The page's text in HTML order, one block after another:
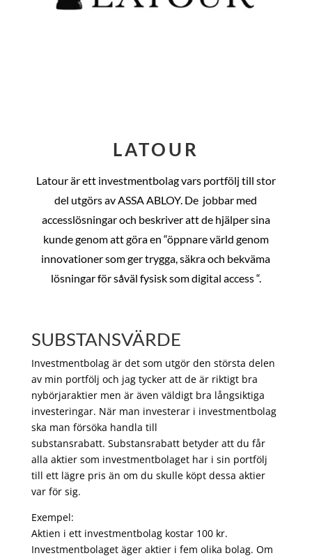
LATOUR
Latour är ett investmentbolag vars portfölj till stor
del utgörs av ASSA ABLOY. De jobbar med
accesslösningar och beskriver att de hjälper sina
kunde genom att göra en “öppnare värld genom
innovationer som ger trygga, säkra och bekväma
lösningar för såväl fysisk som digital access “.
SUBSTANSVÄRDE
Investmentbolag är det som utgör den största delen
av min portfölj och jag tycker att de är riktigt bra
nybörjaraktier men är även väldigt bra långsiktiga
investeringar. När man investerar i investmentbolag
ska man försöka handla till
substansrabatt. Substansrabatt betyder att du får
alla aktier som investmentbolaget har i sin portfölj
till ett lägre pris än om du skulle köpt dessa aktier
var för sig.
Exempel:
Aktien i ett investmentbolag kostar 100 kr.
Investmentbolaget äger aktier i fem olika bolag. Om